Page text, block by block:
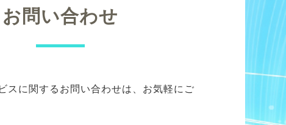
お問い合わせ
スに関するお問い合わせは、お気軽にご